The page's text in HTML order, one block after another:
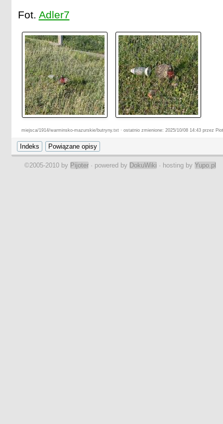
Fot. Adler7
miejsca/1914/warminsko-mazurskie/butryny.txt · ostatnio zmienione: 2025/10/08 14:43 przez
©2005-2010 by Pijoter · powered by DokuWiki · hosting by Yupo.pl